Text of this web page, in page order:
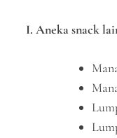
I. Aneka snack